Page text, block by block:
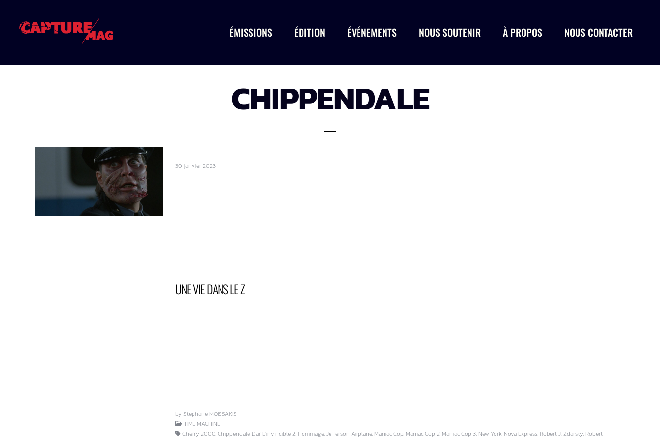
ÉMISSIONS ÉDITION ÉVÉNEMENTS NOUS SOUTENIR À PROPOS NOUS CONTACTER
CHIPPENDALE
30 janvier 2023
UNE VIE DANS LE Z
by Stephane MOISSAKIS
TIME MACHINE
Cherry 2000, Chippendale, Dar L'invincible 2, Hommage, Jefferson Airplane, Maniac Cop, Maniac Cop 2, Maniac Cop 3, New York, Nova Express, Robert J. Zdarsky, Robert